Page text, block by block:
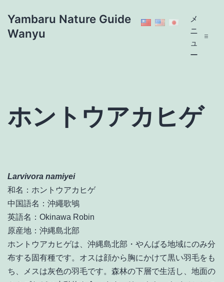
Yambaru Nature Guide
Wanyu
メ
ニ
ュ
ー
ホントウアカヒゲ
Larvivora namiyei
和名：ホントウアカヒゲ
中国語名：沖繩歌鴝
英語名：Okinawa Robin
原産地：沖縄島北部
ホントウアカヒゲは、沖縄島北部・やんばる地域にのみ分
布する固有種です。オスは顔から胸にかけて黒い羽毛をも
ち、メスは灰色の羽毛です。森林の下層で生活し、地面の